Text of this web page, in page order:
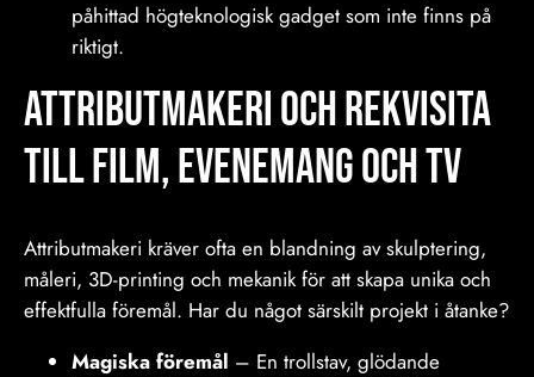
påhittad högteknologisk gadget som inte finns på
riktigt.
Attributmakeri och Rekvisita
till film, Evenemang och tv
Attributmakeri kräver ofta en blandning av skulptering,
måleri, 3D-printing och mekanik för att skapa unika och
effektfulla föremål. Har du något särskilt projekt i åtanke?
Magiska föremål – En trollstav, glödande